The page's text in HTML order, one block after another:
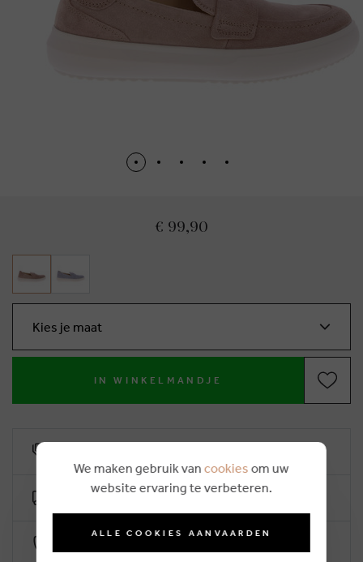
€ 99,90
Kies je maat
IN WINKELMANDJE
Gratis levering vanaf €50
We maken gebruik van cookies om uw
website ervaring te verbeteren.
ALLE COOKIES AANVAARDEN